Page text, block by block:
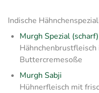
Indische
Murgh Spezial (scharf)
Buttercremesoße
Murgh Sabji
Hühnerfleisch mit